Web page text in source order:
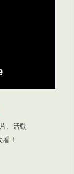
、活動
！